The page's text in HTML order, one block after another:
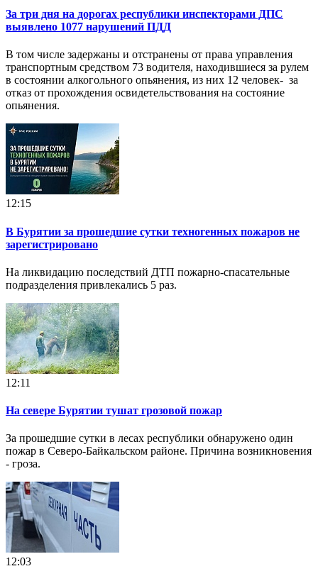
За три дня на дорогах республики инспекторами ДПС
выявлено 1077 нарушений ПДД
В том числе задержаны и отстранены от права управления
транспортным средством 73 водителя, находившиеся за рулем
в состоянии алкогольного опьянения, из них 12 человек- за
отказ от прохождения освидетельствования на состояние
опьянения.
12:15
В Бурятии за прошедшие сутки техногенных пожаров не
зарегистрировано
На ликвидацию последствий ДТП пожарно-спасательные
подразделения привлекались 5 раз.
12:11
На севере Бурятии тушат грозовой пожар
За прошедшие сутки в лесах республики обнаружено один
пожар в Северо-Байкальском районе. Причина возникновения
- гроза.
12:03